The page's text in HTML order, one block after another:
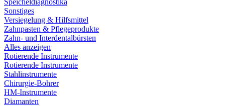
Speicheldiagnostika
Sonstiges
Versiegelung & Hilfsmittel
Zahnpasten & Pflegeprodukte
Zahn- und Interdentalbürsten
Alles anzeigen
Rotierende Instrumente
Rotierende Instrumente
Stahlinstrumente
Chirurgie-Bohrer
HM-Instrumente
Diamanten